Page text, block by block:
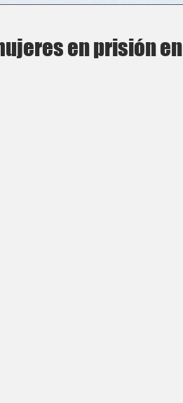
en prisión en